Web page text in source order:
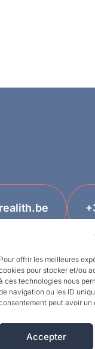
Pour offrir les meilleures
pour stocker et/ou
ces technologies nous
navigation ou les ID
peut avoir
Accepter